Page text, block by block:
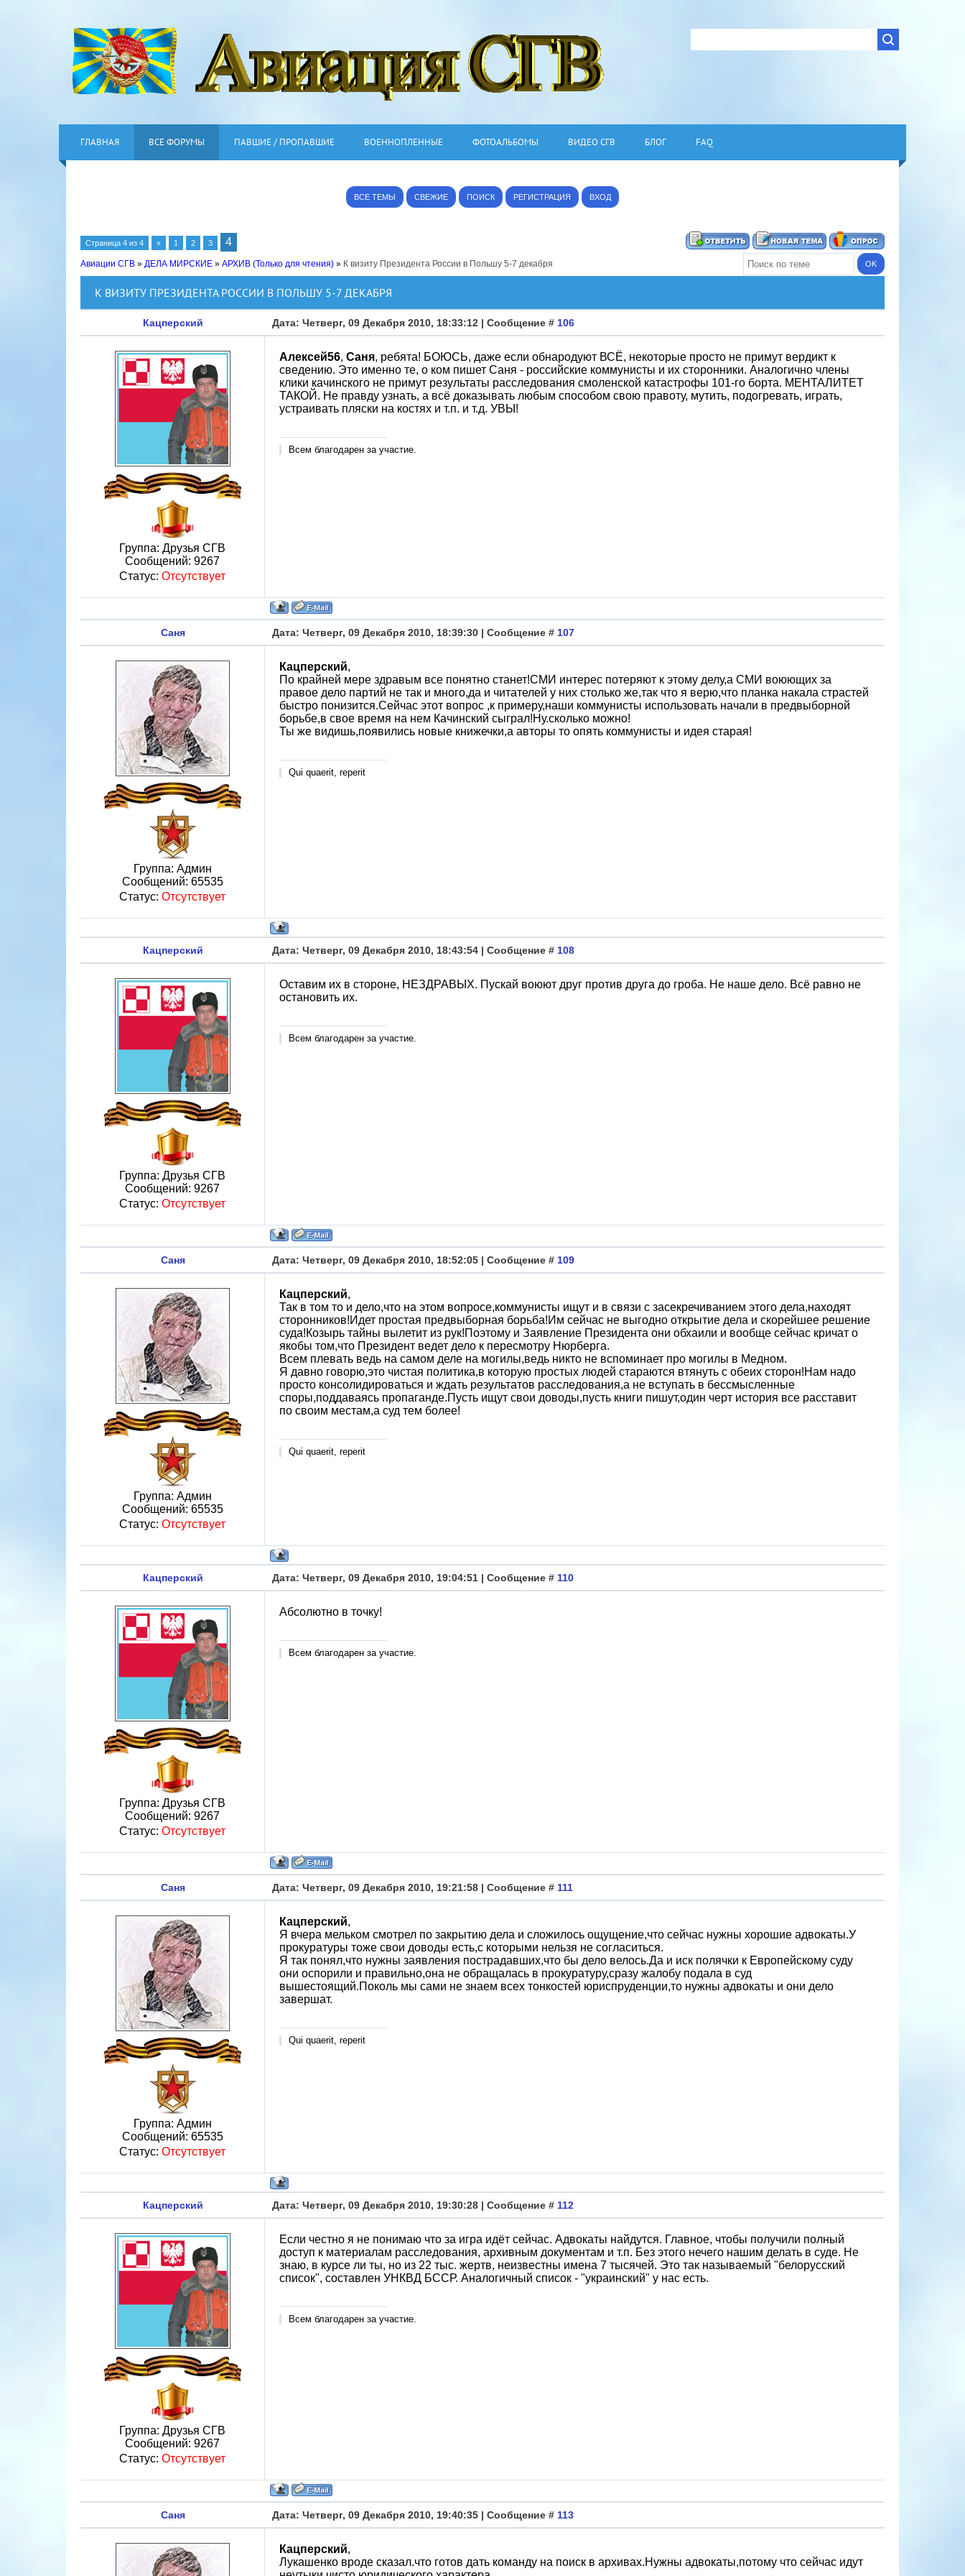
ГЛАВНАЯ ВСЕ ФОРУМЫ ПАВШИЕ / ПРОПАВШИЕ ВОЕННОПЛЕННЫЕ ФОТОАЛЬБОМЫ ВИДЕО СГВ БЛОГ FAQ
ВСЕ ТЕМЫ СВЕЖИЕ ПОИСК РЕГИСТРАЦИЯ ВХОД
Страница 4 из 4 « 1 2 3 4
Авиации СГВ » ДЕЛА МИРСКИЕ » АРХИВ (Только для чтения) » К визиту Президента России в Польшу 5-7 декабря
К ВИЗИТУ ПРЕЗИДЕНТА РОССИИ В ПОЛЬШУ 5-7 ДЕКАБРЯ
Кацперский Дата: Четверг, 09 Декабря 2010, 18:33:12 | Сообщение # 106
Группа: Друзья СГВ
Сообщений: 9267
Статус: Отсутствует
Алексей56, Саня, ребята! БОЮСЬ, даже если обнародуют ВСЁ, некоторые просто не примут вердикт к
сведению. Это именно те, о ком пишет Саня - российские коммунисты и их сторонники. Аналогично члены
клики качинского не примут результаты расследования смоленской катастрофы 101-го борта. МЕНТАЛИТЕТ
ТАКОЙ. Не правду узнать, а всё доказывать любым способом свою правоту, мутить, подогревать, играть,
устраивать пляски на костях и т.п. и т.д. УВЫ!
Всем благодарен за участие.
Саня Дата: Четверг, 09 Декабря 2010, 18:39:30 | Сообщение # 107
Группа: Админ
Сообщений: 65535
Статус: Отсутствует
Кацперский,
По крайней мере здравым все понятно станет!СМИ интерес потеряют к этому делу,а СМИ воюющих за
правое дело партий не так и много,да и читателей у них столько же,так что я верю,что планка накала страстей
быстро понизится.Сейчас этот вопрос ,к примеру,наши коммунисты использовать начали в предвыборной
борьбе,в свое время на нем Качинский сыграл!Ну.сколько можно!
Ты же видишь,появились новые книжечки,а авторы то опять коммунисты и идея старая!
Qui quaerit, reperit
Кацперский Дата: Четверг, 09 Декабря 2010, 18:43:54 | Сообщение # 108
Группа: Друзья СГВ
Сообщений: 9267
Статус: Отсутствует
Оставим их в стороне, НЕЗДРАВЫХ. Пускай воюют друг против друга до гроба. Не наше дело. Всё равно не
остановить их.
Всем благодарен за участие.
Саня Дата: Четверг, 09 Декабря 2010, 18:52:05 | Сообщение # 109
Группа: Админ
Сообщений: 65535
Статус: Отсутствует
Кацперский,
Так в том то и дело,что на этом вопросе,коммунисты ищут и в связи с засекречиванием этого дела,находят
сторонников!Идет простая предвыборная борьба!Им сейчас не выгодно открытие дела и скорейшее решение
суда!Козырь тайны вылетит из рук!Поэтому и Заявление Президента они обхаили и вообще сейчас кричат о
якобы том,что Президент ведет дело к пересмотру Нюрберга.
Всем плевать ведь на самом деле на могилы,ведь никто не вспоминает про могилы в Медном.
Я давно говорю,это чистая политика,в которую простых людей стараются втянуть с обеих сторон!Нам надо
просто консолидироваться и ждать результатов расследования,а не вступать в бессмысленные
споры,поддаваясь пропаганде.Пусть ищут свои доводы,пусть книги пишут,один черт история все расставит
по своим местам,а суд тем более!
Qui quaerit, reperit
Кацперский Дата: Четверг, 09 Декабря 2010, 19:04:51 | Сообщение # 110
Группа: Друзья СГВ
Сообщений: 9267
Статус: Отсутствует
Абсолютно в точку!
Всем благодарен за участие.
Саня Дата: Четверг, 09 Декабря 2010, 19:21:58 | Сообщение # 111
Группа: Админ
Сообщений: 65535
Статус: Отсутствует
Кацперский,
Я вчера мельком смотрел по закрытию дела и сложилось ощущение,что сейчас нужны хорошие адвокаты.У
прокуратуры тоже свои доводы есть,с которыми нельзя не согласиться.
Я так понял,что нужны заявления пострадавших,что бы дело велось.Да и иск полячки к Европейскому суду
они оспорили и правильно,она не обращалась в прокуратуру,сразу жалобу подала в суд
вышестоящий.Поколь мы сами не знаем всех тонкостей юриспруденции,то нужны адвокаты и они дело
завершат.
Qui quaerit, reperit
Кацперский Дата: Четверг, 09 Декабря 2010, 19:30:28 | Сообщение # 112
Группа: Друзья СГВ
Сообщений: 9267
Статус: Отсутствует
Если честно я не понимаю что за игра идёт сейчас. Адвокаты найдутся. Главное, чтобы получили полный
доступ к материалам расследования, архивным документам и т.п. Без этого нечего нашим делать в суде. Не
знаю, в курсе ли ты, но из 22 тыс. жертв, неизвестны имена 7 тысячей. Это так называемый "белорусский
список", составлен УНКВД БССР. Аналогичный список - "украинский" у нас есть.
Всем благодарен за участие.
Саня Дата: Четверг, 09 Декабря 2010, 19:40:35 | Сообщение # 113
Кацперский,
Лукашенко вроде сказал.что готов дать команду на поиск в архивах.Нужны адвокаты,потому что сейчас идут